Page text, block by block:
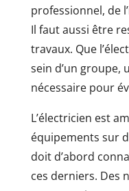
professionnel, de
Il faut aussi être
travaux. Que
sein d’un groupe,
nécessaire pour
L’électricien est
équipements sur
doit d’abord
ces derniers. Des